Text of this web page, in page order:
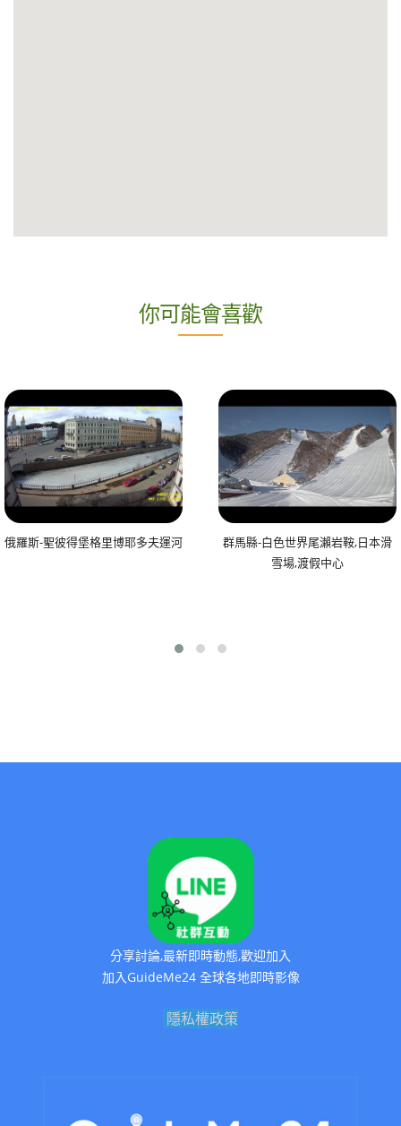
你可能會喜歡
俄羅斯-聖彼得堡格里博耶多夫運河
群馬縣-白色世界尾瀨岩鞍,日本滑
雪場,渡假中心
分享討論,最新即時動態,歡迎加入
加入GuideMe24 全球各地即時影像
隱私權政策